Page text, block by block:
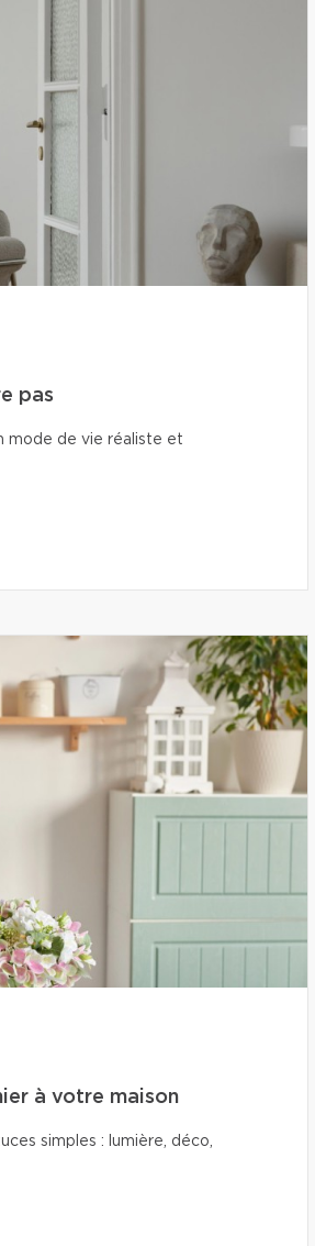
pas
mode de vie réaliste et
à votre maison
simples : lumière, déco,